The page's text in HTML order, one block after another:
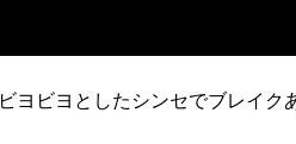
ビヨビヨとしたシンセでブレイク